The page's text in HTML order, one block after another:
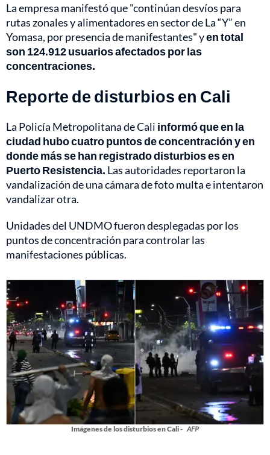
La empresa manifestó que "continúan desvíos para
rutas zonales y alimentadores en sector de La “Y” en
Yomasa, por presencia de manifestantes" yen total
son 124.912 usuarios afectados por las
concentraciones.
Reporte de disturbios en Cali
La Policía Metropolitana de Cali informó que en la
ciudad hubo cuatro puntos de concentración y en
donde más se han registrado disturbios es en
Puerto Resistencia. Las autoridades reportaron la
vandalización de una cámara de foto multa e intentaron
vandalizar otra.
Unidades del UNDMO fueron desplegadas por los
puntos de concentración para controlar las
manifestaciones públicas.
Imágenes de los disturbios en Cali - AFP